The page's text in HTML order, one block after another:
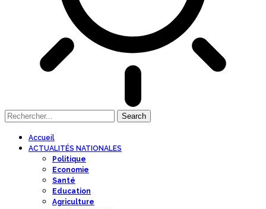
Accueil
ACTUALITÉS NATIONALES
Politique
Economie
Santé
Education
Agriculture